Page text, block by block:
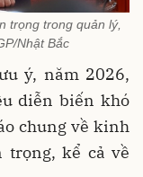
trọng trong quản lý,
Nhật Bắc
ý, năm 2026,
diễn biến khó
chung về kinh
kể cả về